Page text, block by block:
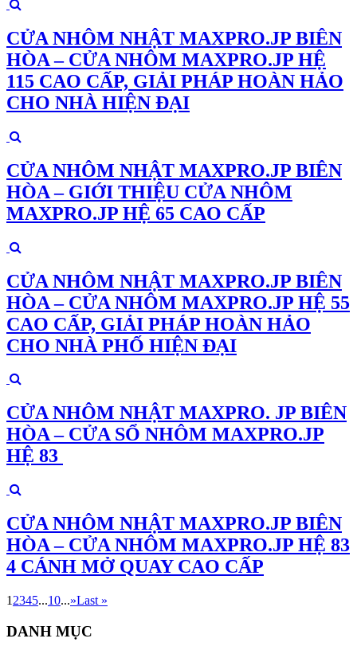
CỬA NHÔM NHẬT MAXPRO.JP BIÊN
HÒA – CỬA NHÔM MAXPRO.JP HỆ
115 CAO CẤP, GIẢI PHÁP HOÀN HẢO
CHO NHÀ HIỆN ĐẠI
CỬA NHÔM NHẬT MAXPRO.JP BIÊN
HÒA – GIỚI THIỆU CỬA NHÔM
MAXPRO.JP HỆ 65 CAO CẤP
CỬA NHÔM NHẬT MAXPRO.JP BIÊN
HÒA – CỬA NHÔM MAXPRO.JP HỆ 55
CAO CẤP, GIẢI PHÁP HOÀN HẢO
CHO NHÀ PHỐ HIỆN ĐẠI
CỬA NHÔM NHẬT MAXPRO. JP BIÊN
HÒA – CỬA SỔ NHÔM MAXPRO.JP
HỆ 83
CỬA NHÔM NHẬT MAXPRO.JP BIÊN
HÒA – CỬA NHÔM MAXPRO.JP HỆ 83
4 CÁNH MỞ QUAY CAO CẤP
1 2345...10...»Last »
DANH MỤC